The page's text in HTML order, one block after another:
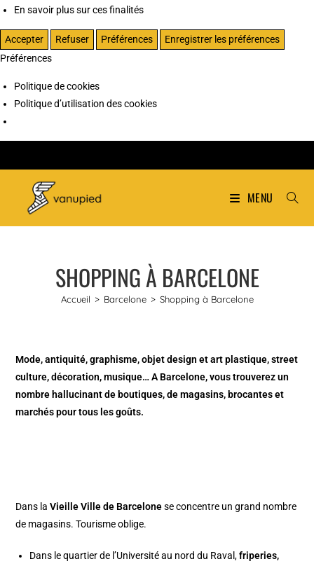
En savoir plus sur ces finalités
Accepter Refuser Préférences
Enregistrer les préférences
Préférences
Politique de cookies
Politique d’utilisation des cookies
MENU
SHOPPING À BARCELONE
Accueil > Barcelone > Shopping à Barcelone
Mode, antiquité, graphisme, objet design et art plastique, street
culture, décoration, musique… A Barcelone, vous trouverez un
nombre hallucinant de boutiques, de magasins, brocantes et
marchés pour tous les goûts.
Dans laVieille Ville de Barcelonese concentre un grand nombre
de magasins. Tourisme oblige.
Dans le quartier de l’Université au nord du Raval,friperies,